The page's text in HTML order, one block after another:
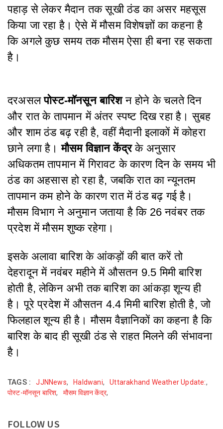
पहाड़ से लेकर मैदान तक सूखी ठंड का असर महसूस
किया जा रहा है। ऐसे में मौसम विशेषज्ञों का कहना है
कि अगले कुछ समय तक मौसम ऐसा ही बना रह सकता
है।
दरअसलपोस्ट-मॉनसून बारिशन होने के चलते दिन
और रात के तापमान में अंतर स्पष्ट दिख रहा है। सुबह
और शाम ठंड बढ़ रही है, वहीं मैदानी इलाकों में कोहरा
छाने लगा है।मौसम विज्ञान केंद्रके अनुसार
अधिकतम तापमान में गिरावट के कारण दिन के समय भी
ठंड का अहसास हो रहा है, जबकि रात का न्यूनतम
तापमान कम होने के कारण रात में ठंड बढ़ गई है।
मौसम विभाग ने अनुमान जताया है कि 26 नवंबर तक
प्रदेश में मौसम शुष्क रहेगा।
इसके अलावा बारिश के आंकड़ों की बात करें तो
देहरादून में नवंबर महीने में औसतन 9.5 मिमी बारिश
होती है, लेकिन अभी तक बारिश का आंकड़ा शून्य ही
है। पूरे प्रदेश में औसतन 4.4 मिमी बारिश होती है, जो
फिलहाल शून्य ही है। मौसम वैज्ञानिकों का कहना है कि
बारिश के बाद ही सूखी ठंड से राहत मिलने की संभावना
है।
TAGS : JJNNews, Haldwani, Uttarakhand Weather Update:,
पोस्ट-मॉनसून बारिश, मौसम विज्ञान केंद्र,
FOLLOW US